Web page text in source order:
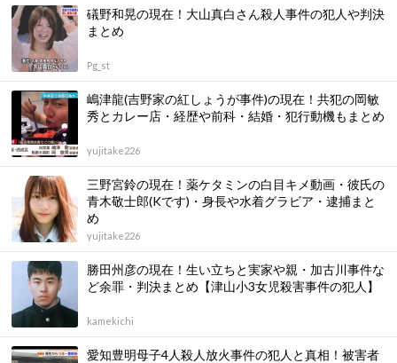
礒野和晃の現在！大山真白さん殺人事件の犯人や判決
まとめ
Pg_st
嶋津龍(吉野家の紅しょうが事件)の現在！共犯の岡敏
秀とカレー店・経歴や前科・結婚・犯行動機もまとめ
yujitake226
三野宮鈴の現在！薬ケタミンの白目キメ動画・彼氏の
青木敬士郎(Kです)・身長や水着グラビア・逮捕まと
め
yujitake226
勝田州彦の現在！生い立ちと実家や親・加古川事件な
ど余罪・判決まとめ【津山小3女児殺害事件の犯人】
kamekichi
愛知豊明母子4人殺人放火事件の犯人と真相！被害者